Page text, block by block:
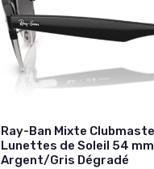
Ray-Ban Mixte
Lunettes de Soleil 54
Argent/Gris Dégradé